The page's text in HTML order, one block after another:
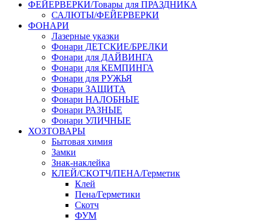
ФЕЙЕРВЕРКИ/Товары для ПРАЗДНИКА
САЛЮТЫ/ФЕЙЕРВЕРКИ
ФОНАРИ
Лазерные указки
Фонари ДЕТСКИЕ/БРЕЛКИ
Фонари для ДАЙВИНГА
Фонари для КЕМПИНГА
Фонари для РУЖЬЯ
Фонари ЗАЩИТА
Фонари НАЛОБНЫЕ
Фонари РАЗНЫЕ
Фонари УЛИЧНЫЕ
ХОЗТОВАРЫ
Бытовая химия
Замки
Знак-наклейка
КЛЕЙ/СКОТЧ/ПЕНА/Герметик
Клей
Пена/Герметики
Скотч
ФУМ